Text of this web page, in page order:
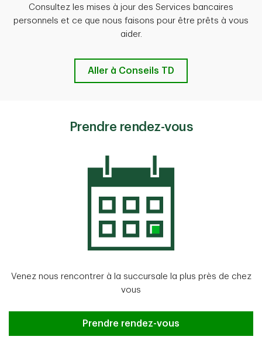
Consultez les mises à jour des Services bancaires
personnels et ce que nous faisons pour être prêts à vous
aider.
Aller à Conseils TD
Prendre rendez-vous
Venez nous rencontrer à la succursale la plus près de chez
vous
Prendre rendez-vous
Prendre rendez-vous